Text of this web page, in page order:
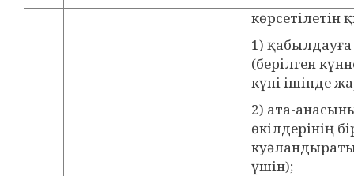
көрсетілетін
1)
(берілген
күні ішінде
2) ата-
өкілдерінің
үшін);